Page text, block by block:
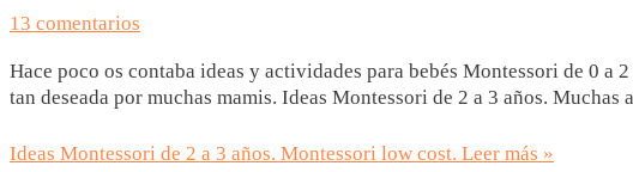
13 comentarios
Hace poco os contaba ideas y actividades para bebés Montessori de 0 a
tan deseada por muchas mamis. Ideas Montessori de 2 a 3 años.
Ideas Montessori de 2 a 3 años. Montessori low cost. Leer más »